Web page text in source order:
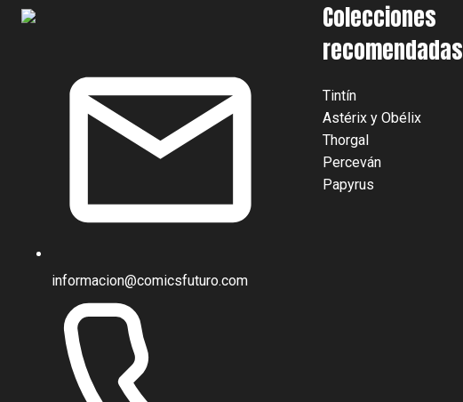
informacion@comicsfuturo.com
Colecciones
recomendadas
Tintín
Astérix y Obélix
Thorgal
Perceván
Papyrus